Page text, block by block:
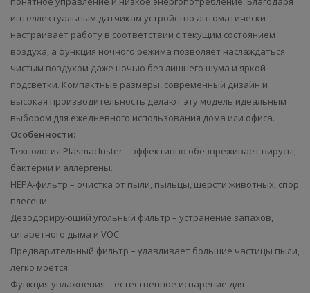
интеллектуальным датчикам устройство автоматически
настраивает работу в соответствии с текущим состоянием
воздуха, а функция ночного режима позволяет наслаждаться
чистым воздухом даже ночью без лишнего шума и яркой
подсветки. Компактные размеры, современный дизайн и
высокая производительность делают эту модель идеальным
выбором для ежедневного использования дома или офиса.
Особенности:
Технология Plasmacluster – эффективно обезвреживает вирусы,
бактерии и аллергены.
HEPA-фильтр – очистка от пыли, пыльцы, шерсти животных, спор
плесени
Дезодорирующий угольный фильтр – устранение запахов,
сигаретного дыма и VOC
Предварительный фильтр – улавливает большие частицы пыли,
легко моется.
Функция увлажнения – естественное испарение для